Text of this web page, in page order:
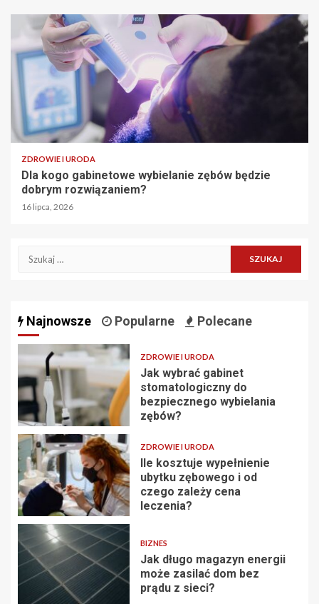
ZDROWIE I URODA
Dla kogo gabinetowe wybielanie zębów będzie
dobrym rozwiązaniem?
16 lipca, 2026
Szukaj:
Najnowsze Popularne Polecane
ZDROWIE I URODA
Jak wybrać gabinet
stomatologiczny do
bezpiecznego wybielania
zębów?
ZDROWIE I URODA
Ile kosztuje wypełnienie
ubytku zębowego i od
czego zależy cena
leczenia?
BIZNES
Jak długo magazyn energii
może zasilać dom bez
prądu z sieci?